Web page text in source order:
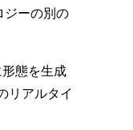
ジーの別の
態を生成
リアルタイ